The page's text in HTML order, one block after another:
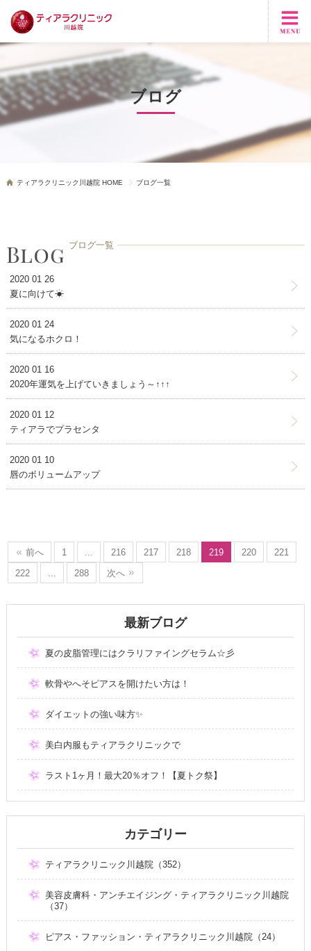
ブログ
ティアラクリニック川越院 HOME ブログ一覧
ブログ一覧
2020 01 26
夏に向けて☀
2020 01 24
気になるホクロ！
2020 01 16
2020年運気を上げていきましょう～↑↑↑
2020 01 12
ティアラでプラセンタ
2020 01 10
唇のボリュームアップ
前へ 1 216 217 218 219 220
221
222
288 次へ
最新ブログ
夏の皮脂管理にはクラリファイングセラム☆彡
軟骨やへそピアスを開けたい方は！
ダイエットの強い味方✨
美白内服もティアラクリニックで
ラスト1ヶ月！最大20％オフ！【夏トク祭】
カテゴリー
ティアラクリニック川越院（352）
美容皮膚科・アンチエイジング・ティアラクリニック川越院
（37）
ピアス・ファッション・ティアラクリニック川越院（24）